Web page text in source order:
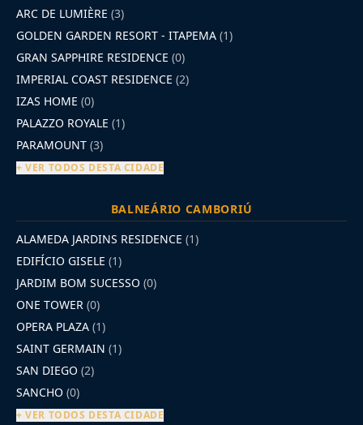
ARC DE LUMIÈRE (3)
GOLDEN GARDEN RESORT - ITAPEMA (1)
GRAN SAPPHIRE RESIDENCE (0)
IMPERIAL COAST RESIDENCE (2)
IZAS HOME (0)
PALAZZO ROYALE (1)
PARAMOUNT (3)
+ VER TODOS DESTA CIDADE
BALNEÁRIO CAMBORIÚ
ALAMEDA JARDINS RESIDENCE (1)
EDIFÍCIO GISELE (1)
JARDIM BOM SUCESSO (0)
ONE TOWER (0)
OPERA PLAZA (1)
SAINT GERMAIN (1)
SAN DIEGO (2)
SANCHO (0)
+ VER TODOS DESTA CIDADE